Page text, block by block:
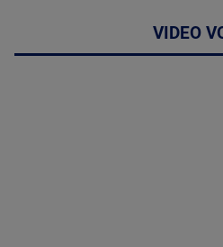
VIDEO